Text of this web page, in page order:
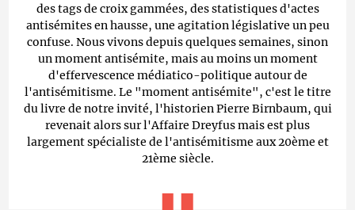
des tags de croix gammées, des statistiques d'actes
antisémites en hausse, une agitation législative un peu
confuse. Nous vivons depuis quelques semaines, sinon
un moment antisémite, mais au moins un moment
d'effervescence médiatico-politique autour de
l'antisémitisme. Le "moment antisémite", c'est le titre
du livre de notre invité, l'historien Pierre Birnbaum, qui
revenait alors sur l'Affaire Dreyfus mais est plus
largement spécialiste de l'antisémitisme aux 20ème et
21ème siècle.